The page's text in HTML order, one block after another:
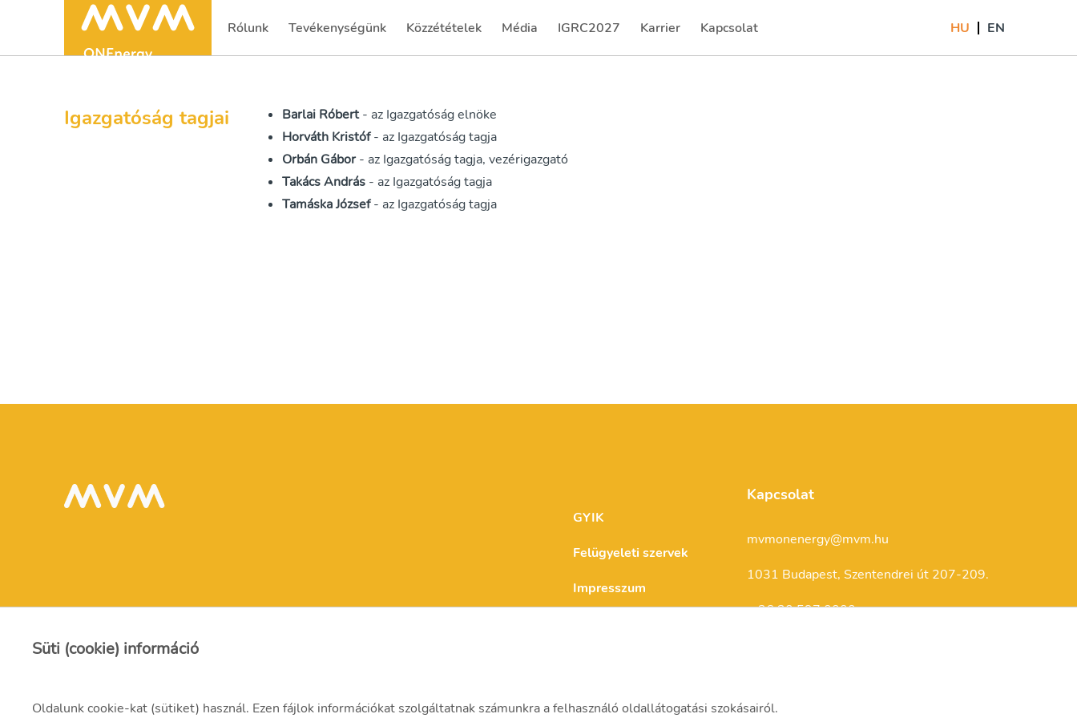
Rólunk
(current) Tevékenységünk
(current) Közzétételek
(current) Média
(current) IGRC2027
(current) Karrier
(current) Kapcsolat
(current) HU EN
Igazgatóság tagjai Barlai Róbert- az Igazgatóság elnöke
Horváth Kristóf- az Igazgatóság tagja
Orbán Gábor- az Igazgatóság tagja, vezérigazgató
Takács András - az Igazgatóság tagja
Tamáska József- az Igazgatóság tagja
GYIK
Felügyeleti szervek
Impresszum
Kapcsolat
mvmonenergy@mvm.hu
1031 Budapest, Szentendrei út 207-209.
+ 36 20 597 0000
Süti (cookie) információ
Oldalunk cookie-kat (sütiket) használ. Ezen fájlok információkat szolgáltatnak számunkra a felhasználó oldallátogatási szokásairól.